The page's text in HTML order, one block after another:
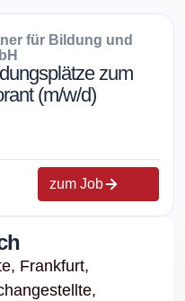
für Bildung und
zum
(m/w/d)
zum Job
Frankfurt,